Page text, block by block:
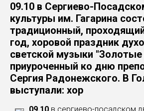
09.10 в Сергиево-
культуры им. Гагарина
традиционный,
год, хоровой праздник
светской музыки "Золотые
приуроченный ко дню
Сергия Радонежского. В
выступали: хор